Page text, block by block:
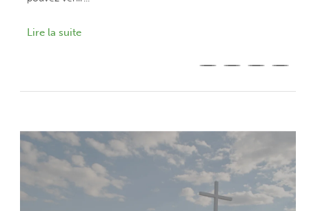
Lire la suite